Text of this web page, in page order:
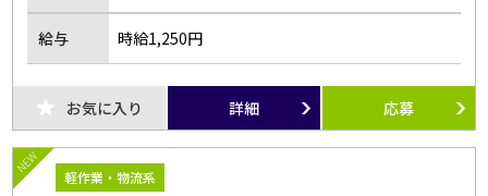
給与 時給1,250円
お気に入り 詳細 応募
NEW
軽作業・物流系